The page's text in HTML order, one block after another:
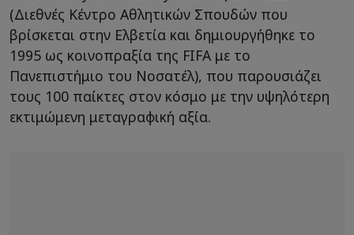
(Διεθνές Κέντρο Αθλητικών Σπουδών που
βρίσκεται στην Ελβετία και δημιουργήθηκε το
1995 ως κοινοπραξία της FIFA με το
Πανεπιστήμιο του Νοσατέλ), που παρουσιάζει
τους 100 παίκτες στον κόσμο με την υψηλότερη
εκτιμώμενη μεταγραφική αξία.